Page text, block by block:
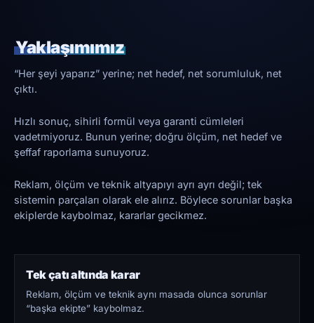
Yaklaşımımız
“Her şeyi yaparız” yerine; net hedef, net sorumluluk, net
çıktı.
Hızlı sonuç, sihirli formül veya garanti cümleleri
vadetmiyoruz. Bunun yerine; doğru ölçüm, net hedef ve
şeffaf raporlama sunuyoruz.
Reklam, ölçüm ve teknik altyapıyı ayrı ayrı değil; tek
sistemin parçaları olarak ele alırız. Böylece sorunlar başka
ekiplerde kaybolmaz, kararlar gecikmez.
Tek çatı altında karar
Reklam, ölçüm ve teknik aynı masada olunca sorunlar
“başka ekipte” kaybolmaz.